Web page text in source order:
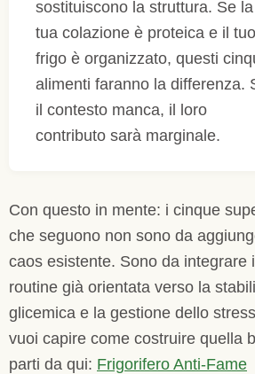
sostituiscono la struttura. Se la
tua colazione è proteica e il tuo
frigo è organizzato, questi
alimenti faranno la differenza.
il contesto manca, il loro
contributo sarà marginale.
Con questo in mente: i cinque
che seguono non sono da
caos esistente. Sono da integrare
routine già orientata verso la
glicemica e la gestione dello
vuoi capire come costruire quella
parti da qui: Frigorifero Anti-Fame